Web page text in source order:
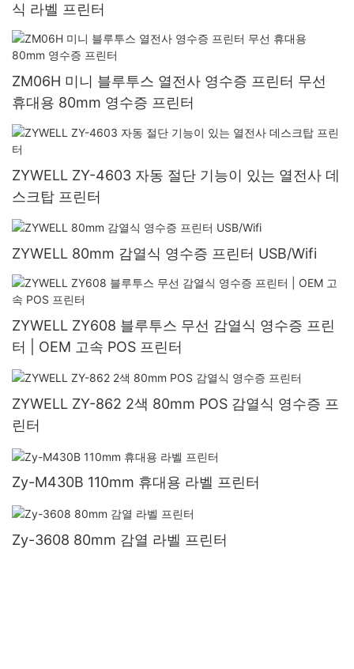
식 라벨 프린터
ZM06H 미니 블루투스 열전사 영수증 프린터 무선
휴대용 80mm 영수증 프린터
ZYWELL ZY-4603 자동 절단 기능이 있는 열전사 데
스크탑 프린터
ZYWELL 80mm 감열식 영수증 프린터 USB/Wifi
ZYWELL ZY608 블루투스 무선 감열식 영수증 프린
터 | OEM 고속 POS 프린터
ZYWELL ZY-862 2색 80mm POS 감열식 영수증 프
린터
Zy-M430B 110mm 휴대용 라벨 프린터
Zy-3608 80mm 감열 라벨 프린터